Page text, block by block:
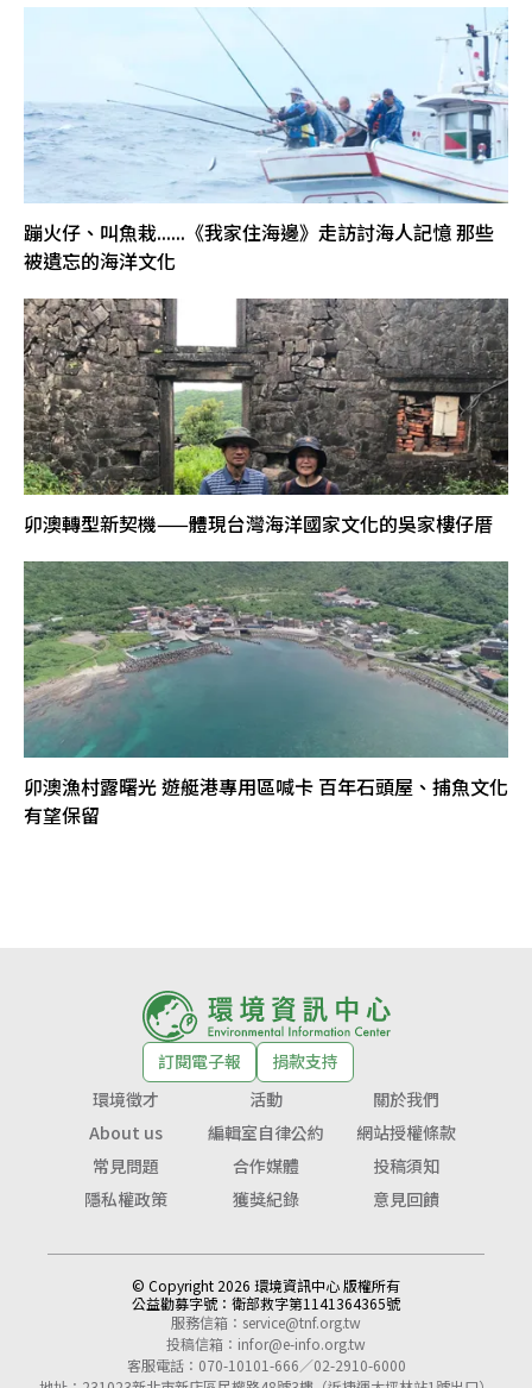
蹦火仔、叫魚栽......《我家住海邊》走訪討海人記憶 那些
被遺忘的海洋文化
卯澳轉型新契機——體現台灣海洋國家文化的吳家樓仔厝
卯澳漁村露曙光 遊艇港專用區喊卡 百年石頭屋、捕魚文化
有望保留
訂閱電子報
捐款支持
環境徵才
活動
關於我們
About us
編輯室自律公約
網站授權條款
常見問題
合作媒體
投稿須知
隱私權政策
獲獎紀錄 意見回饋
© Copyright 2026 環境資訊中心 版權所有
公益勸募字號： 衛部救字第1141364365號
服務信箱： service@tnf.org.tw
投稿信箱： infor@e-info.org.tw
客服電話：070-10101-666／02-2910-6000